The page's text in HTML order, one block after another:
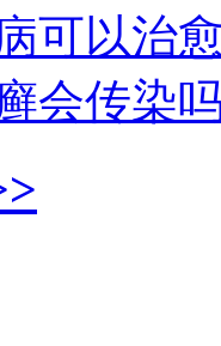
可以治
会传染